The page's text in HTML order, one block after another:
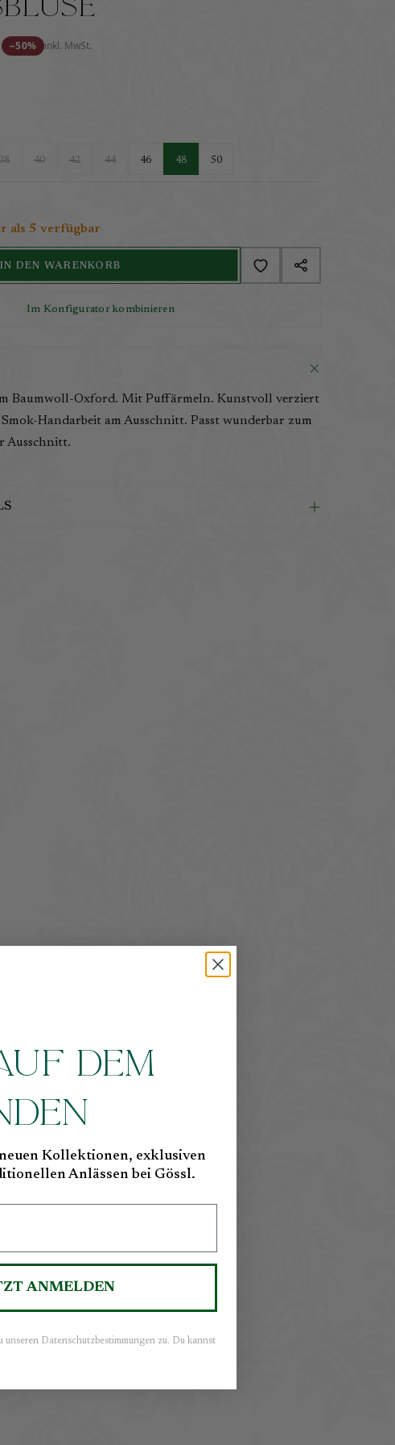
−50% inkl. MwSt.
40 42 44 46 48 50
als 5 verfügbar
IN DEN WARENKORB
Im Konfigurator kombinieren
Baumwoll-Oxford. Mit Puffärmeln. Kunstvoll verziert
Handarbeit am Ausschnitt. Passt wunderbar zum
Ausschnitt.
DEM
Kollektionen, exklusiven
Anlässen bei Gössl.
ANMELDEN
Datenschutzbestimmungen zu. Du kannst